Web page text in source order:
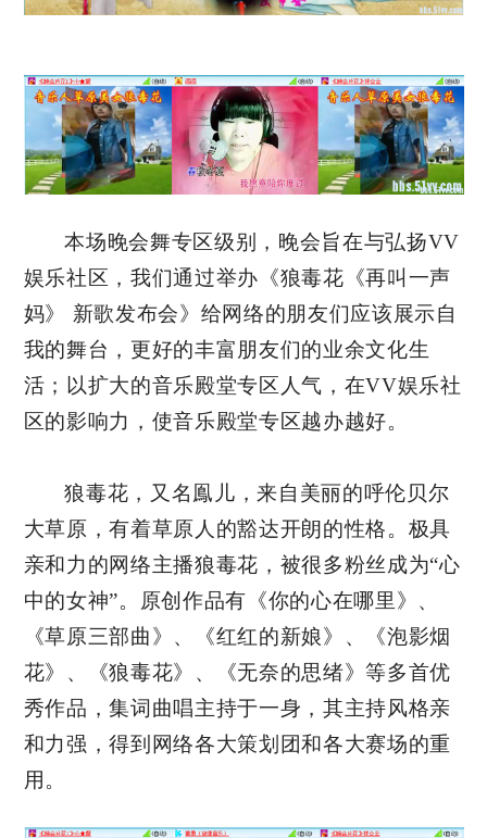
本场晚会舞专区级别，晚会旨在与弘扬VV
娱乐社区，我们通过举办《狼毒花《再叫一声
妈》 新歌发布会》给网络的朋友们应该展示自
我的舞台，更好的丰富朋友们的业余文化生
活；以扩大的音乐殿堂专区人气，在VV娱乐社
区的影响力，使音乐殿堂专区越办越好。
狼毒花，又名鳯儿，来自美丽的呼伦贝尔
大草原，有着草原人的豁达开朗的性格。极具
亲和力的网络主播狼毒花，被很多粉丝成为“心
中的女神”。原创作品有《你的心在哪里》、
《草原三部曲》、《红红的新娘》、《泡影烟
花》、《狼毒花》、《无奈的思绪》等多首优
秀作品，集词曲唱主持于一身，其主持风格亲
和力强，得到网络各大策划团和各大赛场的重
用。